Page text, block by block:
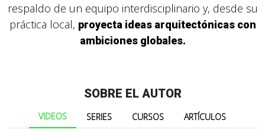
respaldo de un equipo interdisciplinario y, desde su
práctica local, proyecta ideas arquitectónicas con
ambiciones globales.
SOBRE EL AUTOR
VIDEOS SERIES CURSOS ARTÍCULOS